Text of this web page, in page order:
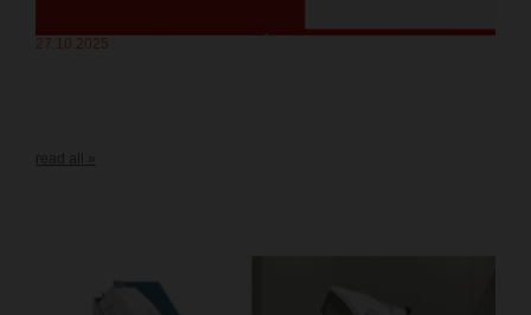
27.10.2025
read all »